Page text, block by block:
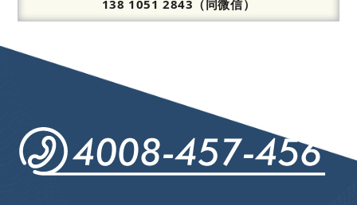
138 1051 2843（同微信）